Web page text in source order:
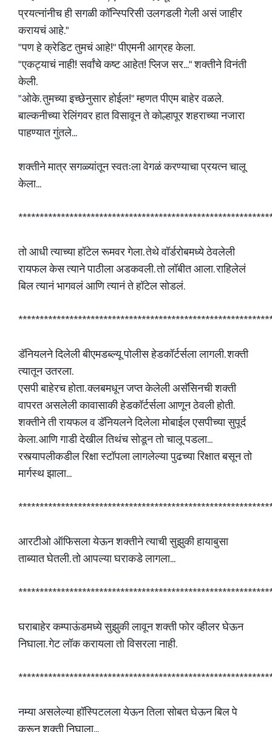
प्रयत्नांनीच ही सगळी कॉन्स्पिरिसी उलगडली गेली असं जाहीर
करायचं आहे."
"पण हे क्रेडिट तुमचं आहे!" पीएमनी आग्रह केला.
"एकट्याचं नाही! सर्वांचे कष्ट आहेत! प्लिज सर..." शक्तीने विनंती
केली.
"ओके. तुमच्या इच्छेनुसार होईल!" म्हणत पीएम बाहेर वळले.
बाल्कनीच्या रेलिंगवर हात विसावून ते कोल्हापूर शहराच्या नजारा
पाहण्यात गुंतले...
शक्तीने मात्र सगळ्यांतून स्वतःला वेगळं करण्याचा प्रयत्न चालू
केला...
तो आधी त्याच्या हॉटेल रूमवर गेला. तेथे वॉर्डरोबमध्ये ठेवलेली
रायफल केस त्याने पाठीला अडकवली. तो लॉबीत आला. राहिलेलं
बिल त्यानं भागवलं आणि त्यानं ते हॉटेल सोडलं.
डॅनियलने दिलेली बीएमडब्ल्यू पोलीस हेडकॉर्टर्सला लागली. शक्ती
त्यातून उतरला.
एसपी बाहेरच होता. क्लबमधून जप्त केलेली असॅसिनची शक्ती
वापरत असलेली कावासाकी हेडकॉर्टर्सला आणून ठेवली होती.
शक्तीने ती रायफल व डॅनियलने दिलेला मोबाईल एसपीच्या सुपूर्द
केला. आणि गाडी देखील तिथंच सोडून तो चालू पडला...
रस्त्यापलीकडील रिक्षा स्टॉपला लागलेल्या पुढच्या रिक्षात बसून तो
मार्गस्थ झाला...
आरटीओ ऑफिसला येऊन शक्तीने त्याची सुझुकी हायाबुसा
ताब्यात घेतली. तो आपल्या घराकडे लागला...
घराबाहेर कम्पाऊंडमध्ये सुझुकी लावून शक्ती फोर व्हीलर घेऊन
निघाला. गेट लॉक करायला तो विसरला नाही.
नम्या असलेल्या हॉस्पिटलला येऊन तिला सोबत घेऊन बिल पे